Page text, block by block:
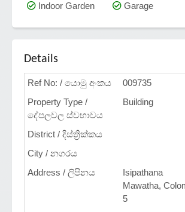
Indoor Garden
Garage
Details
Ref No: / යොමු අංකය
009735
Property Type /
දේපලවල ස්වභාවය
Building
District / දිස්ත්‍රික්කය
City / නගරය
Address / ලිපිනය
Isipathana
Mawatha,
5